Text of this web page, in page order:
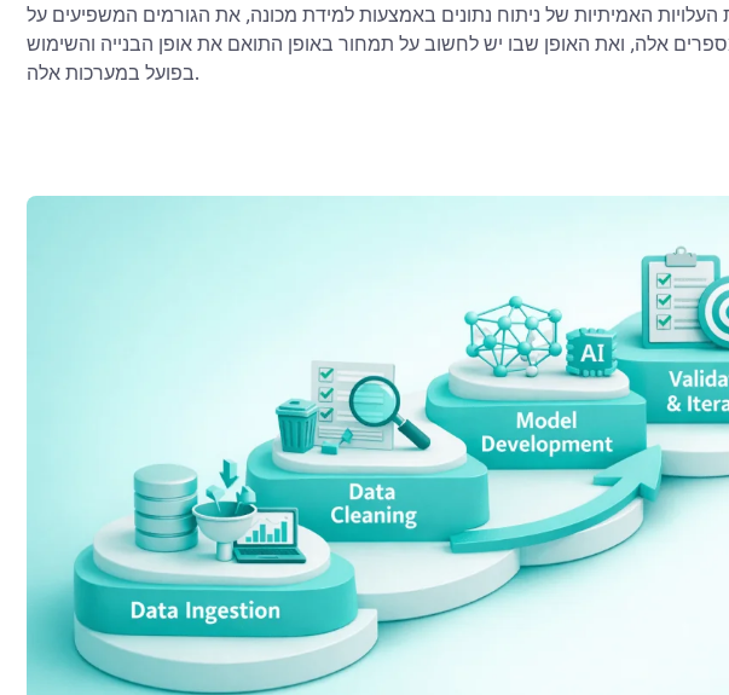
האמיתיות של ניתוח נתונים באמצעות למידת מכונה, את הגורמים המשפיעים על
אלה, ואת האופן שבו יש לחשוב על תמחור באופן התואם את אופן הבנייה והשימוש
בפועל במערכות אלה.